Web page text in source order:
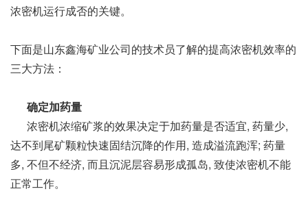
浓密机运行成否的关键。
下面是山东鑫海矿业公司的技术员了解的提高浓密机效率的
三大方法：
确定加药量
浓密机浓缩矿浆的效果决定于加药量是否适宜, 药量少,
达不到尾矿颗粒快速固结沉降的作用, 造成溢流跑浑; 药量
多, 不但不经济, 而且沉泥层容易形成孤岛, 致使浓密机不能
正常工作。